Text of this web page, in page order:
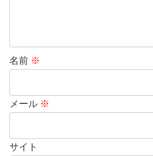
名前 ※
メール ※
サイト